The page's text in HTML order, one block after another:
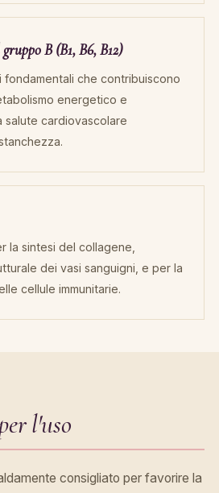
B (B1, B6, B12)
fondamentali che contribuiscono
energetico e
salute cardiovascolare
la sintesi del collagene,
dei vasi sanguigni, e per la
cellule immunitarie.
l'uso
consigliato per favorire la